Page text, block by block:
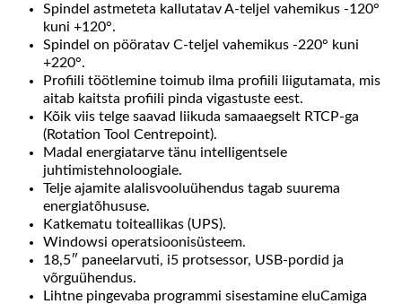
Spindel astmeteta kallutatav A-teljel vahemikus -120°
kuni +120°.
Spindel on pööratav C-teljel vahemikus -220° kuni
+220°.
Profiili töötlemine toimub ilma profiili liigutamata, mis
aitab kaitsta profiili pinda vigastuste eest.
Kõik viis telge saavad liikuda samaaegselt RTCP-ga
(Rotation Tool Centrepoint).
Madal energiatarve tänu intelligentsele
juhtimistehnoloogiale.
Telje ajamite alalisvooluühendus tagab suurema
energiatõhususe.
Katkematu toiteallikas (UPS).
Windowsi operatsioonisüsteem.
18,5″ paneelarvuti, i5 protsessor, USB-pordid ja
võrguühendus.
Lihtne pingevaba programmi sisestamine eluCamiga